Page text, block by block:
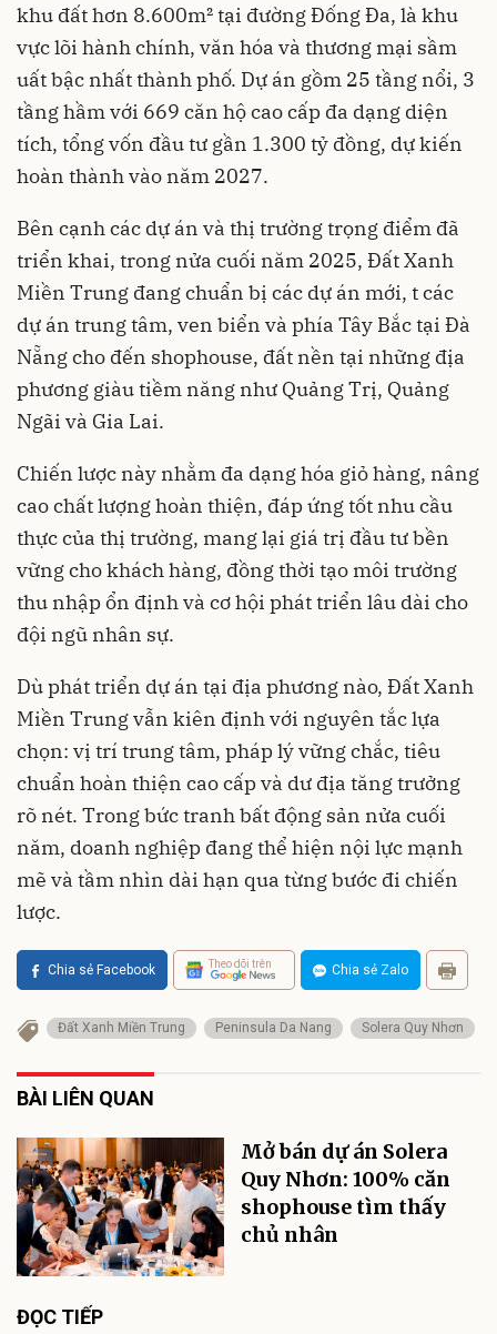
khu đất hơn 8.600m² tại đường Đống Đa, là khu
vực lõi hành chính, văn hóa và thương mại sầm
uất bậc nhất thành phố. Dự án gồm 25 tầng nổi, 3
tầng hầm với 669 căn hộ cao cấp đa dạng diện
tích, tổng vốn đầu tư gần 1.300 tỷ đồng, dự kiến
hoàn thành vào năm 2027.
Bên cạnh các dự án và thị trường trọng điểm đã
triển khai, trong nửa cuối năm 2025, Đất Xanh
Miền Trung đang chuẩn bị các dự án mới, t các
dự án trung tâm, ven biển và phía Tây Bắc tại Đà
Nẵng cho đến shophouse, đất nền tại những địa
phương giàu tiềm năng như Quảng Trị, Quảng
Ngãi và Gia Lai.
Chiến lược này nhằm đa dạng hóa giỏ hàng, nâng
cao chất lượng hoàn thiện, đáp ứng tốt nhu cầu
thực của thị trường, mang lại giá trị đầu tư bền
vững cho khách hàng, đồng thời tạo môi trường
thu nhập ổn định và cơ hội phát triển lâu dài cho
đội ngũ nhân sự.
Dù phát triển dự án tại địa phương nào, Đất Xanh
Miền Trung vẫn kiên định với nguyên tắc lựa
chọn: vị trí trung tâm, pháp lý vững chắc, tiêu
chuẩn hoàn thiện cao cấp và dư địa tăng trưởng
rõ nét. Trong bức tranh bất động sản nửa cuối
năm, doanh nghiệp đang thể hiện nội lực mạnh
mẽ và tầm nhìn dài hạn qua từng bước đi chiến
lược.
Chia sẻ Facebook Theo dõi trên Chia sẻ Zalo
Đất Xanh Miền Trung Peninsula Da Nang Solera Quy Nhơn
BÀI LIÊN QUAN
Mở bán dự án Solera
Quy Nhơn: 100% căn
shophouse tìm thấy
chủ nhân
ĐỌC TIẾP